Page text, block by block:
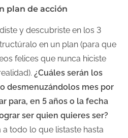
plan de acción
y descubriste en los 3
en un plan (para que
felices que nunca hiciste
¿Cuáles serán los
desmenuzándolos mes por
para, en 5 años o la fecha
ser quien quieres ser?
todo lo que listaste hasta